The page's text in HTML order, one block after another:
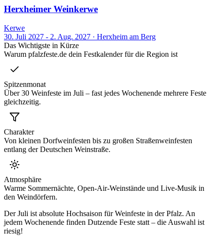
Herxheimer Weinkerwe
Kerwe
30. Juli 2027 - 2. Aug. 2027 · Herxheim am Berg
Das Wichtigste in Kürze
Warum pfalzfeste.de dein Festkalender für die Region ist
Spitzenmonat
Über 30 Weinfeste im Juli – fast jedes Wochenende mehrere Feste
gleichzeitig.
Charakter
Von kleinen Dorfweinfesten bis zu großen Straßenweinfesten
entlang der Deutschen Weinstraße.
Atmosphäre
Warme Sommernächte, Open-Air-Weinstände und Live-Musik in
den Weindörfern.
DerJuli ist absolute Hochsaison für Weinfeste in der Pfalz. An
jedem Wochenende finden Dutzende Feste statt – die Auswahl ist
riesig!